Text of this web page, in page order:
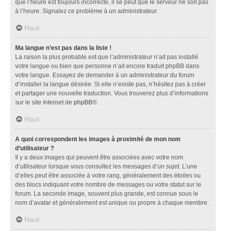
que l’heure est toujours incorrecte, il se peut que le serveur ne soit pas
à l’heure. Signalez ce problème à un administrateur.
Haut
Ma langue n’est pas dans la liste !
La raison la plus probable est que l’administrateur n’ait pas installé
votre langue ou bien que personne n’ait encore traduit phpBB dans
votre langue. Essayez de demander à un administrateur du forum
d’installer la langue désirée. Si elle n’existe pas, n’hésitez pas à créer
et partager une nouvelle traduction. Vous trouverez plus d’informations
sur le site Internet de phpBB®.
Haut
A quoi correspondent les images à proximité de mon nom
d’utilisateur ?
Il y a deux images qui peuvent être associées avec votre nom
d’utilisateur lorsque vous consultez les messages d’un sujet. L’une
d’elles peut être associée à votre rang, généralement des étoiles ou
des blocs indiquant votre nombre de messages ou votre statut sur le
forum. La seconde image, souvent plus grande, est connue sous le
nom d’avatar et généralement est unique ou propre à chaque membre.
Haut